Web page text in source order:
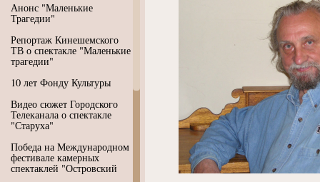
Анонс "Маленькие
Трагедии"
Репортаж Кинешемского
ТВ о спектакле "Маленькие
трагедии"
10 лет Фонду Культуры
Видео сюжет Городского
Телеканала о спектакле
"Старуха"
Победа на Международном
фестивале камерных
спектаклей "Островский